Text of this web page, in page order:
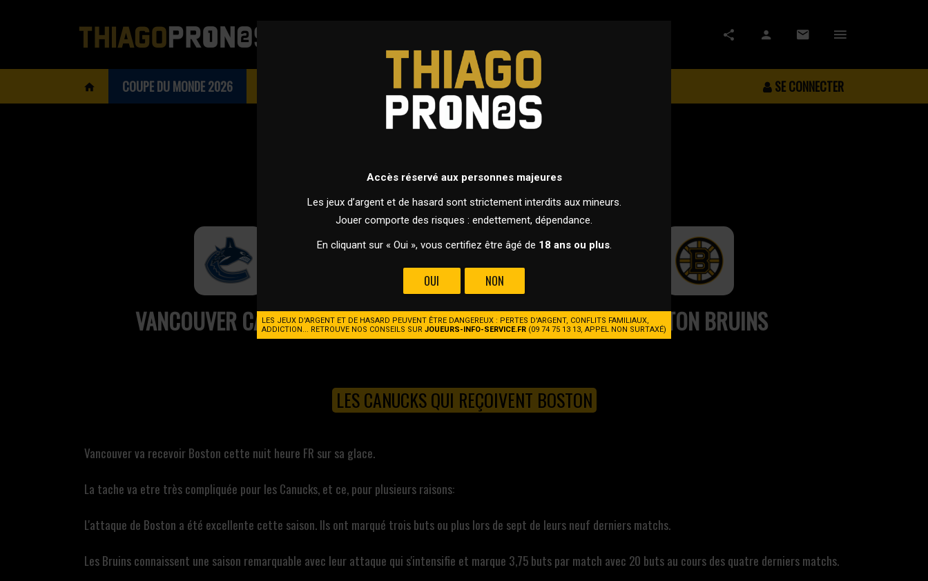
SE CONNECTER
COUPE DU MONDE 2026 PRONOSTICS DEVENIR MEMBRE
26 FÉVRIER 2023 À 01H00
VANCOUVER CANUCKS
VS
BOSTON BRUINS
LES CANUCKS QUI REÇOIVENT BOSTON
Vancouver va recevoir Boston cette nuit heure FR sur sa glace.
La tache va etre très compliquée pour les Canucks, et ce, pour plusieurs raisons:
L'attaque de Boston a été excellente cette saison. Ils ont marqué trois buts ou plus lors de sept de leurs neuf derniers matchs.
Les Bruins connaissent une saison remarquable avec leur attaque qui s'intensifie et marque 3,75 buts par match avec 20 buts au cours des quatre derniers matchs.
Accès réservé aux personnes majeures
Les jeux d’argent et de hasard sont strictement interdits aux mineurs.
Jouer comporte des risques : endettement, dépendance.
En cliquant sur « Oui », vous certifiez être âgé de 18 ans ou plus.
OUI NON
LES JEUX D'ARGENT ET DE HASARD PEUVENT ÊTRE DANGEREUX : PERTES D'ARGENT, CONFLITS FAMILIAUX,
ADDICTION... RETROUVE NOS CONSEILS SUR JOUEURS-INFO-SERVICE.FR (09 74 75 13 13, APPEL NON SURTAXÉ)